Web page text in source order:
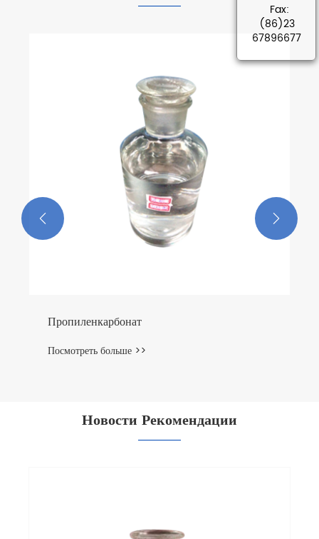
Пропиленкарбонат
Посмотреть больше >>
 
Новости Рекомендации
Fax:
(86)23
67896677